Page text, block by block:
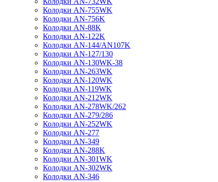
Колодки AN-755WK
Колодки AN-756K
Колодки AN-88K
Колодки AN-122K
Колодки AN-144/AN107K
Колодки AN-127/130
Колодки AN-130WK-38
Колодки AN-263WK
Колодки AN-120WK
Колодки AN-119WK
Колодки AN-212WK
Колодки AN-278WK/262
Колодки AN-279/286
Колодки AN-252WK
Колодки AN-277
Колодки AN-349
Колодки AN-288K
Колодки AN-301WK
Колодки AN-302WK
Колодки AN-346